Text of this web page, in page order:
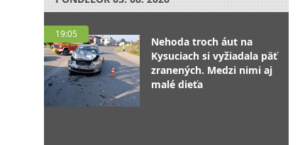
19:05
Nehoda troch áut na
Kysuciach si vyžiadala päť
zranených. Medzi nimi aj
malé dieťa